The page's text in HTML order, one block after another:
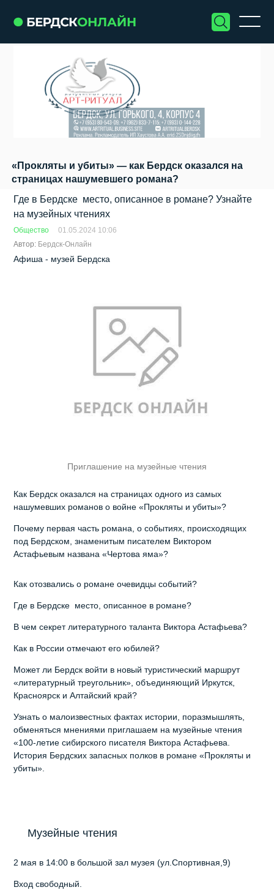
«Прокляты и убиты» — как Бердск оказался на
страницах нашумевшего романа?
Где в Бердске место, описанное в романе? Узнайте
на музейных чтениях
Общество
01.05.2024 10:06
Автор: Бердск-Онлайн
Афиша - музей Бердска
Приглашение на музейные чтения
Как Бердск оказался на страницах одного из самых
нашумевших романов о войне «Прокляты и убиты»?
Почему первая часть романа, о событиях, происходящих
под Бердском, знаменитым писателем Виктором
Астафьевым названа «Чертова яма»?
Как отозвались о романе очевидцы событий?
Где в Бердске место, описанное в романе?
В чем секрет литературного таланта Виктора Астафьева?
Как в России отмечают его юбилей?
Может ли Бердск войти в новый туристический маршрут
«литературный треугольник», объединяющий Иркутск,
Красноярск и Алтайский край?
Узнать о малоизвестных фактах истории, поразмышлять,
обменяться мнениями приглашаем на музейные чтения
«100-летие сибирского писателя Виктора Астафьева.
История Бердских запасных полков в романе «Прокляты и
убиты».
Музейные чтения
2 мая в 14:00 в большой зал музея (ул.Спортивная,9)
Вход свободный.